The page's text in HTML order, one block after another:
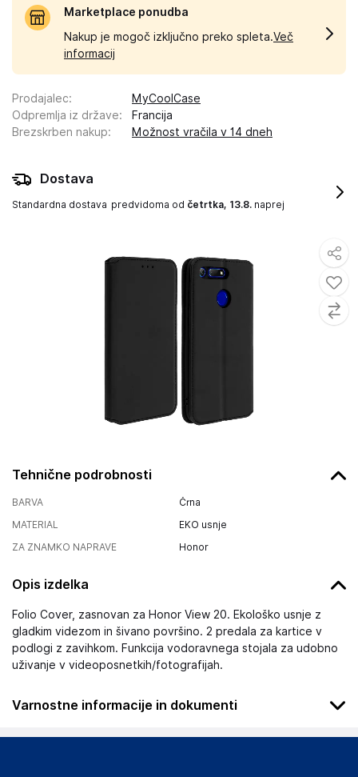
Tehnične podrobnosti
BARVA
Črna
MATERIAL
EKO usnje
ZA ZNAMKO NAPRAVE
Honor
Opis izdelka
Folio Cover, zasnovan za Honor View 20. Ekološko usnje z
gladkim videzom in šivano površino. 2 predala za kartice v
podlogi z zavihkom. Funkcija vodoravnega stojala za udobno
uživanje v videoposnetkih/fotografijah.
Varnostne informacije in dokumenti
Podatki o proizvajalcu
Marketplace ponudba
Nakup je mogoč izključno preko spleta.Več
informacij
Prodajalec:
MyCoolCase
Odpremlja iz države:
Francija
Brezskrben nakup: Možnost vračila v 14 dneh
Dostava
Standardna dostava predvidoma od četrtka, 13.8. naprej